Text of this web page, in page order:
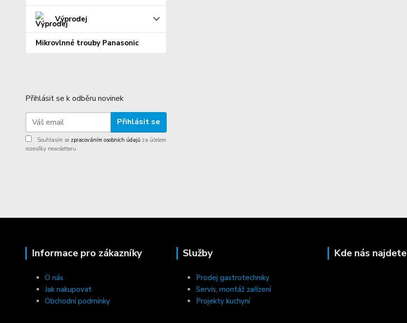
Výprodej
Mikrovlnné trouby Panasonic
Přihlásit se k odběru novinek
Přihlásit se
Souhlasím se zpracováním osobních údajů za účelem
rozesílky newsletteru.
Informace pro zákazníky
O nás
Jak nakupovat
Obchodní podmínky
Služby
Prodej gastrotechniky
Servis, montáž zařízení
Projekty kuchyní
Kde nás najdete